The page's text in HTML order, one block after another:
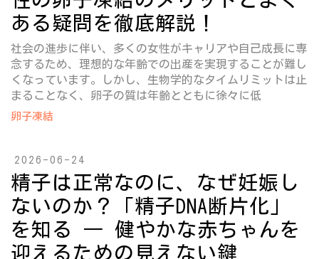
ある疑問を徹底解説！
社会の進歩に伴い、多くの女性がキャリアや自己成長に専
念するため、理想的な年齢での出産を実現することが難し
くなっています。しかし、生物学的なタイムリミットは止
まることなく、卵子の質は年齢とともに徐々に低
卵子凍結
2026-06-24
精子は正常なのに、なぜ妊娠し
ないのか？「精子DNA断片化」
を知る ― 健やかな赤ちゃんを
迎えるための見えない鍵